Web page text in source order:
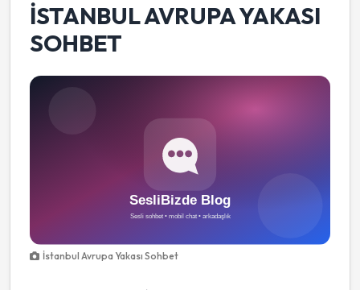
İSTANBUL AVRUPA YAKASI
SOHBET
İstanbul Avrupa Yakası Sohbet